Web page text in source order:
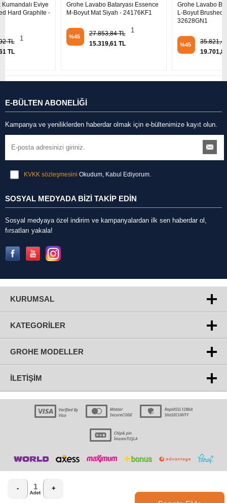
- +
Grohe Lavabo Bataryası Essence
M-Boyut Mat Siyah - 24176KF1
%45
27.853,84 TL
15.319,61 TL
1
Grohe Lavabo Bataryası Essence
L-Boyut Brushed Cool Sunrise -
%45
35.821,49 TL
19.701,82 TL
1
E-BÜLTEN ABONELİĞİ
Kampanya ve yeniliklerden haberdar olmak için e-bültenimize kayıt olun.
KVKK sözleşmesini Okudum, Kabul Ediyorum.
SOSYAL MEDYADA BİZİ TAKİP EDİN
Sosyal medyaya özel indirim ve kampanyalardan ilk sen haberdar ol,
fırsatları yakala!
KURUMSAL
KATEGORILER
GROHE MODELLER
İLETIŞIM